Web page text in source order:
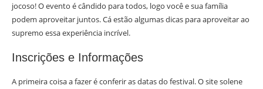
jocoso! O evento é cândido para todos, logo você e sua família
podem aproveitar juntos. Cá estão algumas dicas para aproveitar ao
supremo essa experiência incrível.
Inscrições e Informações
A primeira coisa a fazer é conferir as datas do festival. O site solene